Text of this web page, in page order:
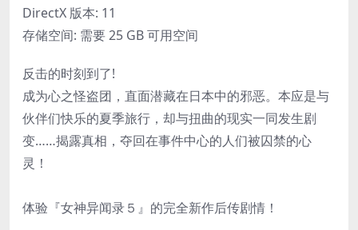
DirectX 版本: 11
存储空间: 需要 25 GB 可用空间
反击的时刻到了!
成为心之怪盗团，直面潜藏在日本中的邪恶。本应是与
伙伴们快乐的夏季旅行，却与扭曲的现实一同发生剧
变……揭露真相，夺回在事件中心的人们被囚禁的心
灵！
体验『女神异闻录５』的完全新作后传剧情！